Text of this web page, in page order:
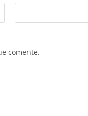
comente.